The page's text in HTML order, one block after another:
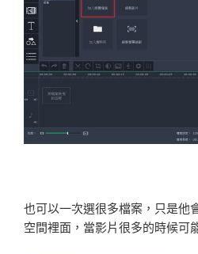
也可以一次選很多檔案，只是他
空間裡面，當影片很多的時候可